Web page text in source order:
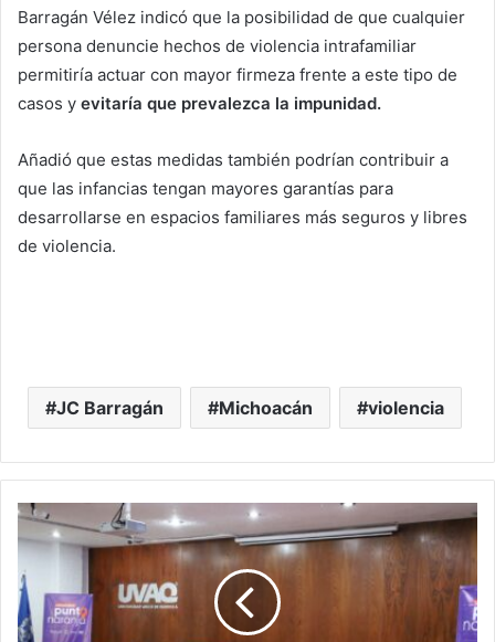
Barragán Vélez indicó que la posibilidad de que cualquier
persona denuncie hechos de violencia intrafamiliar
permitiría actuar con mayor firmeza frente a este tipo de
casos y evitaría que prevalezca la impunidad.
Añadió que estas medidas también podrían contribuir a
que las infancias tengan mayores garantías para
desarrollarse en espacios familiares más seguros y libres
de violencia.
JC Barragán Michoacán violencia
Gobierno
De
Alfonso
Martínez
Presenta
Vanguardista